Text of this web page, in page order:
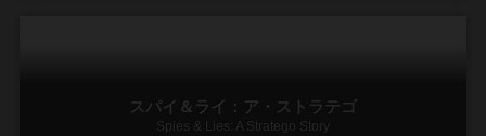
スパイ＆ライ：ア・ストラテゴ
Spies & Lies: A Stratego Story